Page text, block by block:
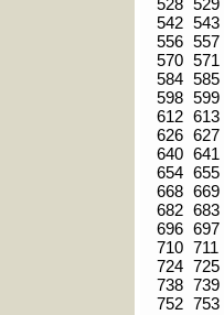
528 529
542 543
556 557
570 571
584 585
598 599
612 613
626 627
640 641
654 655
668 669
682 683
696 697
710 711
724 725
738 739
752 753